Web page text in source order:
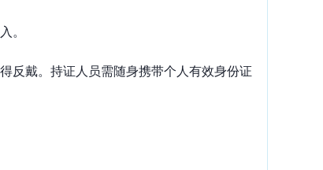
。
反戴。持证人员需随身携带个人有效身份证